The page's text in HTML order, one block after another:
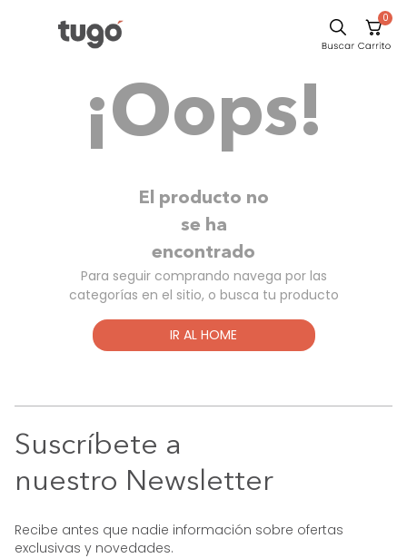
0
¡Oops!
El producto no
se ha
encontrado
Para seguir comprando navega por las
categorías en el sitio, o busca tu producto
IR AL HOME
Suscríbete a
nuestro Newsletter
Recibe antes que nadie información sobre ofertas
exclusivas y novedades.
Comedor
Cama
Mesa Centro
Mesa Noche